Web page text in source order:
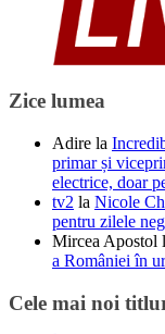
Zice lumea
Adire la
primar și
electrice, doar
tv2 la Nicole
pentru zilele
Mircea Apostol
a României în
Cele mai noi